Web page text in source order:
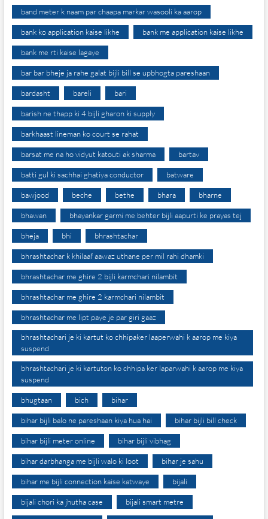
band meter k naam par chaapa markar wasooli ka aarop
bank ko application kaise likhe bank me application kaise likhe
bank me rti kaise lagaye
bar bar bheje ja rahe galat bijli bill se upbhogta pareshaan
bardasht bareli bari
barish ne thapp ki 4 bijli gharon ki supply
barkhaast lineman ko court se rahat
barsat me na ho vidyut katouti ak sharma bartav
batti gul ki sachhai ghatiya conductor batware
bawjood beche bethe bhara bharne
bhawan bhayankar garmi me behter bijli aapurti ke prayas tej
bheja bhi bhrashtachar
bhrashtachar k khilaaf aawaz uthane per mil rahi dhamki
bhrashtachar me ghire 2 bijli karmchari nilambit
bhrashtachar me ghire 2 karmchari nilambit
bhrashtachar me lipt paye je par giri gaaz
bhrashtachari je ki kartut ko chhipaker laaperwahi k aarop me kiya
suspend
bhrashtachari je ki kartuton ko chhipa ker laparwahi k aarop me kiya
suspend
bhugtaan bich bihar
bihar bijli balo ne pareshaan kiya hua hai bihar bijli bill check
bihar bijli meter online bihar bijli vibhag
bihar darbhanga me bijli walo ki loot bihar je sahu
bihar me bijli connection kaise katwaye bijali
bijali chori ka jhutha case bijali smart metre